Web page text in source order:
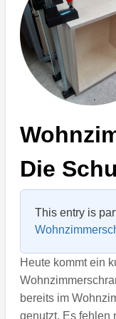
Die
This entry is
Heute kommt ein
bereits im
genutzt. Es fehlen